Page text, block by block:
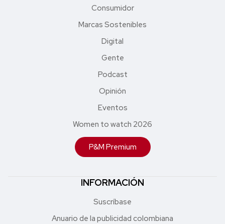
Consumidor
Marcas Sostenibles
Digital
Gente
Podcast
Opinión
Eventos
Women to watch 2026
P&M Premium
INFORMACIÓN
Suscríbase
Anuario de la publicidad colombiana